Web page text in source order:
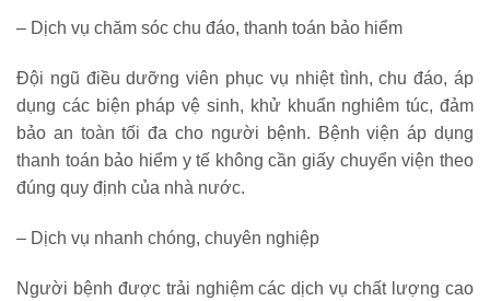
– Dịch vụ chăm sóc chu đáo, thanh toán bảo hiểm
Đội ngũ điều dưỡng viên phục vụ nhiệt tình, chu đáo, áp
dụng các biện pháp vệ sinh, khử khuẩn nghiêm túc, đảm
bảo an toàn tối đa cho người bệnh. Bệnh viện áp dụng
thanh toán bảo hiểm y tế không cần giấy chuyển viện theo
đúng quy định của nhà nước.
– Dịch vụ nhanh chóng, chuyên nghiệp
Người bệnh được trải nghiệm các dịch vụ chất lượng cao